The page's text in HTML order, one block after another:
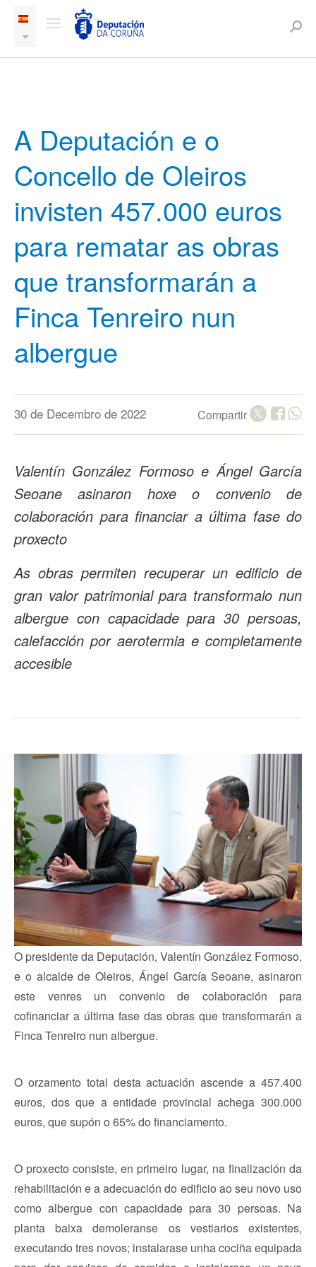
A Deputación e o
Concello de Oleiros
invisten 457.000 euros
para rematar as obras
que transformarán a
Finca Tenreiro nun
albergue
30 de Decembro de 2022 Compartir
Valentín González Formoso e Ángel García
Seoane asinaron hoxe o convenio de
colaboración para financiar a última fase do
proxecto
As obras permiten recuperar un edificio de
gran valor patrimonial para transformalo nun
albergue con capacidade para 30 persoas,
calefacción por aerotermia e completamente
accesible
O presidente da Deputación, Valentín González Formoso,
e o alcalde de Oleiros, Ángel García Seoane, asinaron
este venres un convenio de colaboración para
cofinanciar a última fase das obras que transformarán a
Finca Tenreiro nun albergue.
O orzamento total desta actuación ascende a 457.400
euros, dos que a entidade provincial achega 300.000
euros, que supón o 65% do financiamento.
O proxecto consiste, en primeiro lugar, na finalización da
rehabilitación e a adecuación do edificio ao seu novo uso
como albergue con capacidade para 30 persoas. Na
planta baixa demoleranse os vestiarios existentes,
executando tres novos; instalarase unha cociña equipada